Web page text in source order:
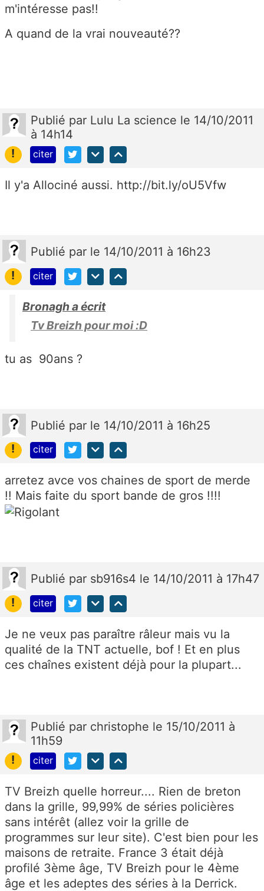
m'intéresse pas!!
A quand de la vrai nouveauté??
Publié par Lulu La science le 14/10/2011
à 14h14
!
citer
Il y'a Allociné aussi. http://bit.ly/oU5Vfw
Publié par le 14/10/2011 à 16h23
!
citer
Bronagh a écrit
Tv Breizh pour moi :D
tu as 90ans ?
Publié par le 14/10/2011 à 16h25
!
citer
arretez avce vos chaines de sport de merde
!! Mais faite du sport bande de gros !!!!
Publié par sb916s4 le 14/10/2011 à 17h47
!
citer
Je ne veux pas paraître râleur mais vu la
qualité de la TNT actuelle, bof ! Et en plus
ces chaînes existent déjà pour la plupart...
Publié par christophe le 15/10/2011 à
11h59
!
citer
TV Breizh quelle horreur.... Rien de breton
dans la grille, 99,99% de séries policières
sans intérêt (allez voir la grille de
programmes sur leur site). C'est bien pour les
maisons de retraite. France 3 était déjà
profilé 3ème âge, TV Breizh pour le 4ème
âge et les adeptes des séries à la Derrick.